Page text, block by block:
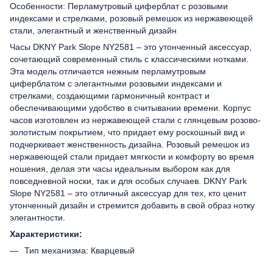
Особенности: Перламутровый циферблат с розовыми
индексами и стрелками, розовый ремешок из нержавеющей
стали, элегантный и женственный дизайн
Часы DKNY Park Slope NY2581 – это утонченный аксессуар,
сочетающий современный стиль с классическими нотками.
Эта модель отличается нежным перламутровым
циферблатом с элегантными розовыми индексами и
стрелками, создающими гармоничный контраст и
обеспечивающими удобство в считывании времени. Корпус
часов изготовлен из нержавеющей стали с глянцевым розово-
золотистым покрытием, что придает ему роскошный вид и
подчеркивает женственность дизайна. Розовый ремешок из
нержавеющей стали придает мягкости и комфорту во время
ношения, делая эти часы идеальным выбором как для
повседневной носки, так и для особых случаев. DKNY Park
Slope NY2581 – это отличный аксессуар для тех, кто ценит
утонченный дизайн и стремится добавить в свой образ нотку
элегантности.
Характеристики:
Тип механизма: Кварцевый